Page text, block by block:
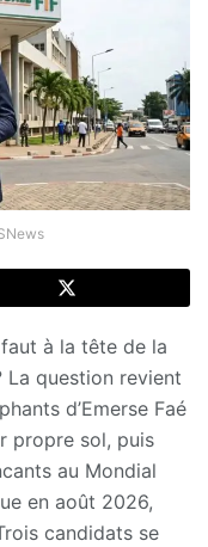
faut à la tête de la
La question revient
d’Emerse Faé
propre sol, puis
au Mondial
en août 2026,
candidats se